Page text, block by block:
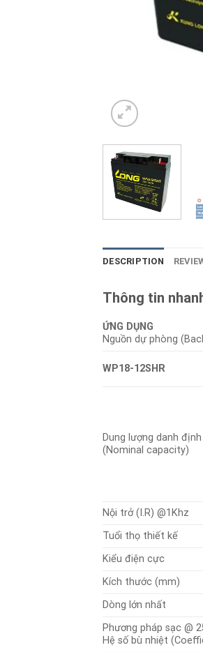
DESCRIPTION
Thông tin
ỨNG DỤNG
Nguồn dự phòng
WP18-12SHR
Dung lượng danh định
(Nominal capacity)
Nội trở (I.R) @1Khz
Tuổi thọ thiết kế
Kiểu điện cực
Kích thước (mm)
Dòng lớn nhất
Phương pháp sạc @
Hệ số bù nhiệt